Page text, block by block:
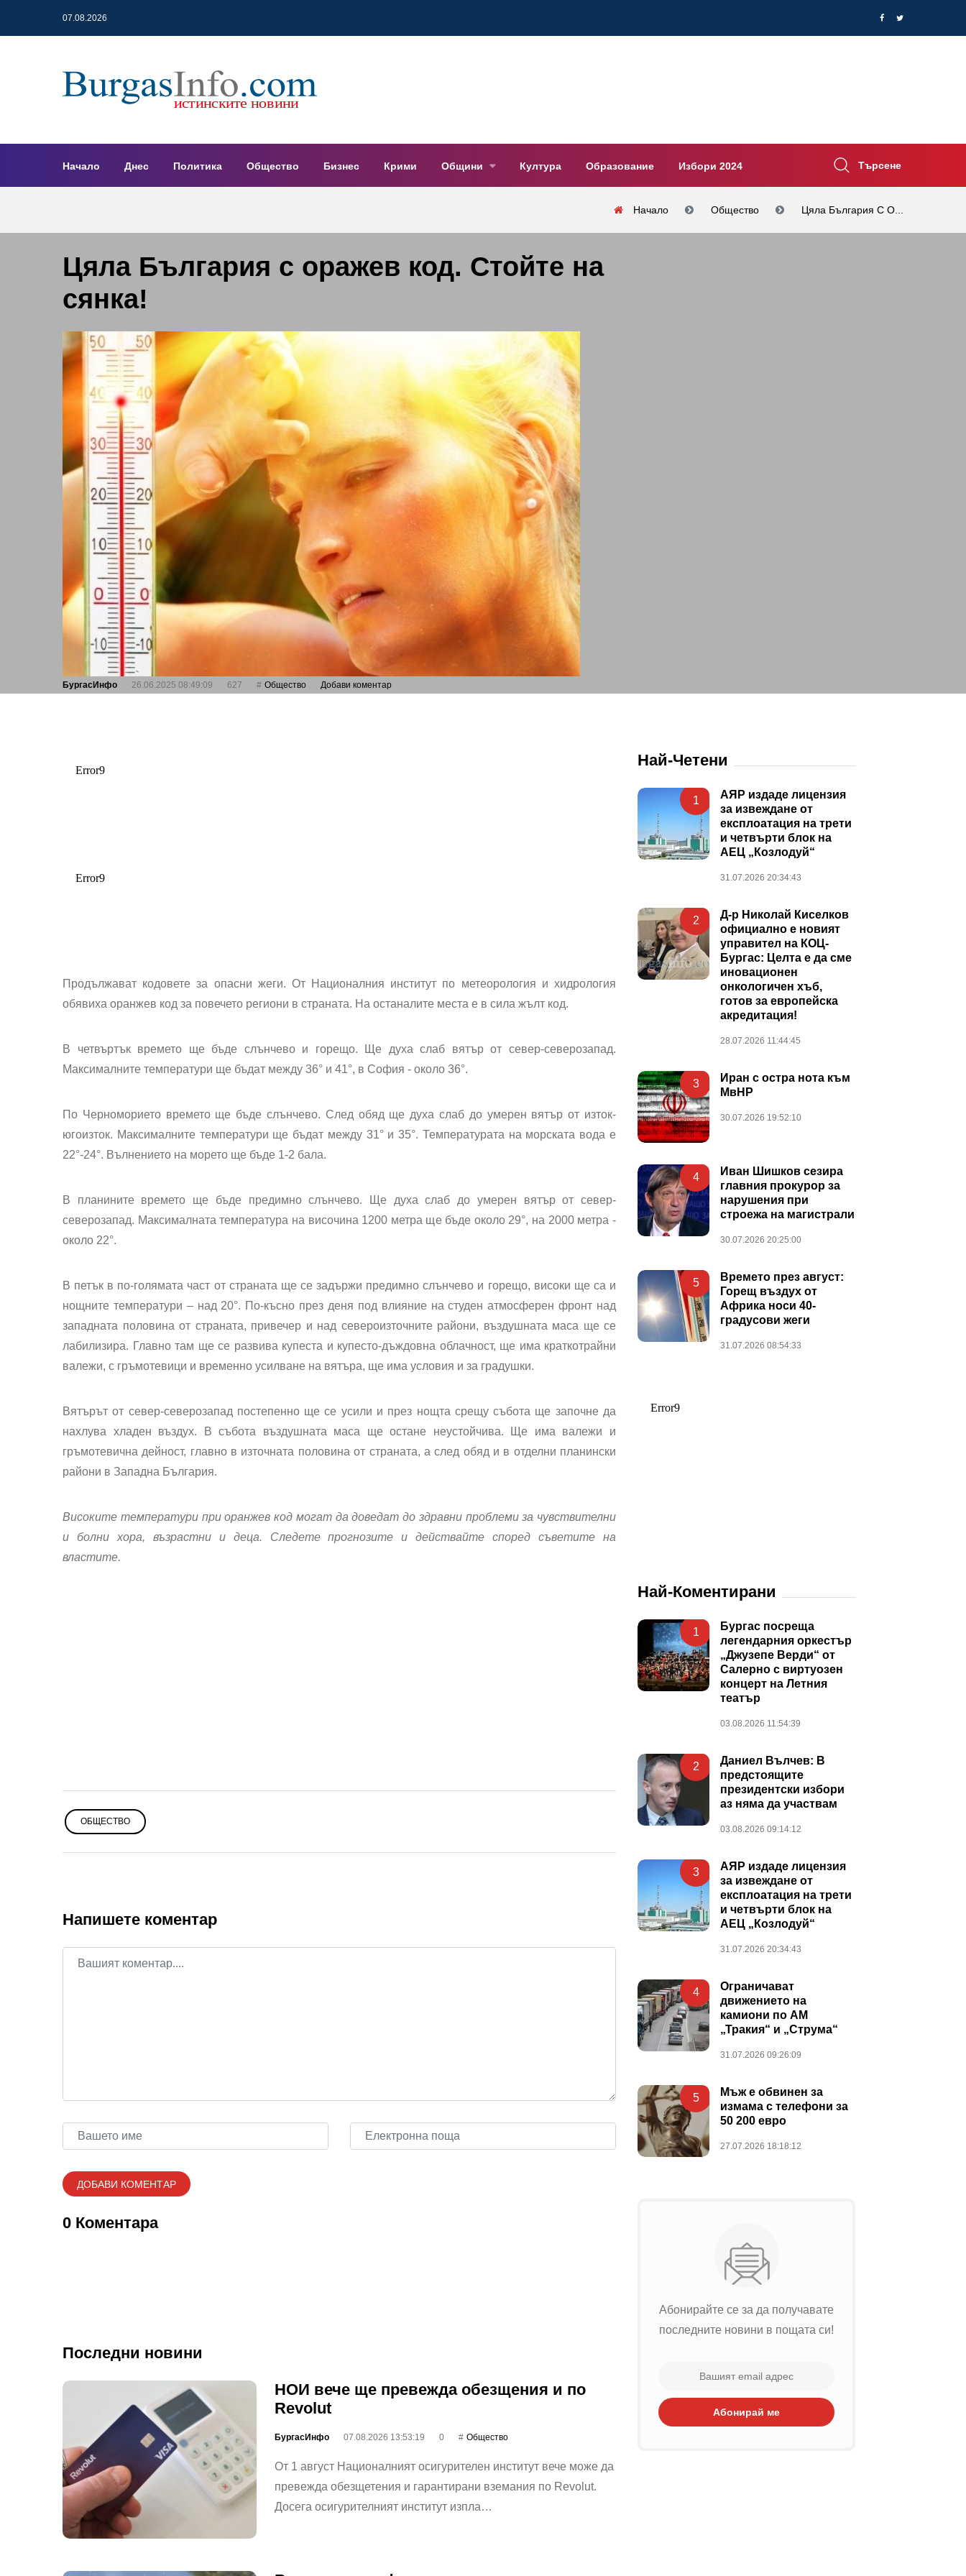
07.08.2026
Начало Днес Политика Общество Бизнес Крими Общини Култура Образование Избори 2024 Търсене
Начало Общество Цяла България С О...
Цяла България с оражев код. Стойте на
сянка!
БургасИнфо 26.06.2025 08:49:09 627 Общество Добави коментар
Продължават кодовете за опасни жеги. От Националния институт по метеорология и хидрология
обявиха оранжев код за повечето региони в страната. На останалите места е в сила жълт код.
В четвъртък времето ще бъде слънчево и горещо. Ще духа слаб вятър от север-северозапад.
Максималните температури ще бъдат между 36° и 41°, в София - около 36°.
По Черномориетовремето ще бъде слънчево. След обяд ще духа слаб до умерен вятър от изток-
югоизток. Максималните температури ще бъдат между 31° и 35°. Температурата на морската вода е
22°-24°. Вълнението на морето ще бъде 1-2 бала.
В планините времето ще бъде предимно слънчево. Ще духа слаб до умерен вятър от север-
северозапад. Максималната температура на височина 1200 метра ще бъде около 29°, на 2000 метра -
около 22°.
В петък в по-голямата част от страната ще се задържи предимно слънчево и горещо, високи ще са и
нощните температури – над 20°. По-късно през деня под влияние на студен атмосферен фронт над
западната половина от страната, привечер и над североизточните райони, въздушната маса ще се
лабилизира. Главно там ще се развива купеста и купесто-дъждовна облачност, ще има краткотрайни
валежи, с гръмотевици и временно усилване на вятъра, ще има условия и за градушки.
Вятърът от север-северозапад постепенно ще се усили и през нощта срещу събота ще започне да
нахлува хладен въздух. Всъбота въздушната маса ще остане неустойчива. Ще има валежи и
гръмотевична дейност, главно в източната половина от страната, а след обяд и в отделни планински
райони в Западна България.
Високите температури при оранжев код могат да доведат до здравни проблеми за чувствителни
и болни хора, възрастни и деца. Следете прогнозите и действайте според съветите на
властите.
ОБЩЕСТВО
Напишете коментар
0 Коментара
Последни новини
НОИ вече ще превежда обезщения и по
Revolut
БургасИнфо 07.08.2026 13:53:19 0 Общество
От 1 август Националният осигурителен институт вече може да
превежда обезщетения и гарантирани вземания по Revolut.
Досега осигурителният институт изпла…
Най-Четени
1
АЯР издаде лицензия
за извеждане от
експлоатация на трети
и четвърти блок на
АЕЦ „Козлодуй“
31.07.2026 20:34:43
2
Д-р Николай Киселков
официално е новият
управител на КОЦ-
Бургас: Целта е да сме
иновационен
онкологичен хъб,
готов за европейска
акредитация!
28.07.2026 11:44:45
3
Иран с остра нота към
МвНР
30.07.2026 19:52:10
4
Иван Шишков сезира
главния прокурор за
нарушения при
строежа на магистрали
30.07.2026 20:25:00
5
Времето през август:
Горещ въздух от
Африка носи 40-
градусови жеги
31.07.2026 08:54:33
Най-Коментирани
1
Бургас посреща
легендарния оркестър
„Джузепе Верди“ от
Салерно с виртуозен
концерт на Летния
театър
03.08.2026 11:54:39
2
Даниел Вълчев: В
предстоящите
президентски избори
аз няма да участвам
03.08.2026 09:14:12
3
АЯР издаде лицензия
за извеждане от
експлоатация на трети
и четвърти блок на
АЕЦ „Козлодуй“
31.07.2026 20:34:43
4
Ограничават
движението на
камиони по АМ
„Тракия“ и „Струма“
31.07.2026 09:26:09
5
Мъж е обвинен за
измама с телефони за
50 200 евро
27.07.2026 18:18:12
Абонирайте се за да получавате
последните новини в пощата си!
Абонирай ме